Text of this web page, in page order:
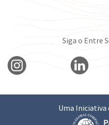
Siga o Entre
Uma Iniciativa